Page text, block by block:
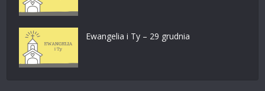
Ewangelia i Ty – 29 grudnia